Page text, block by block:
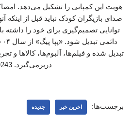
هویت این کمپانی را تشکیل می‌دهد.
صدای بازیگران کودک نباید قبل از
توانایی تصمیم‌گیری برای خود را داشته
تبدیل شده و فیلم‌ها، آلبوم‌ها، کالاها و
دربرمی‌گیرد. 59243
برچسب‌ها: اخرین خبر جدیده